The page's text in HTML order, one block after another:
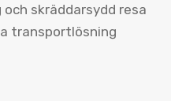
skräddarsydd resa
transportlösning